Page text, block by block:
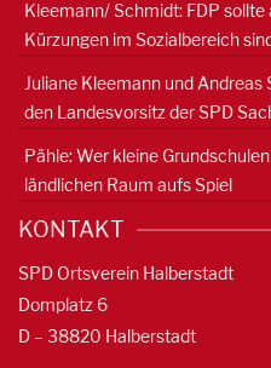
Kleemann/ Schmidt: FDP
Kürzungen im Sozialbereich
Juliane Kleemann und
den Landesvorsitz der SPD
Pähle: Wer kleine
ländlichen Raum aufs Spiel
KONTAKT
SPD Ortsverein Halberstadt
Domplatz 6
D – 38820 Halberstadt